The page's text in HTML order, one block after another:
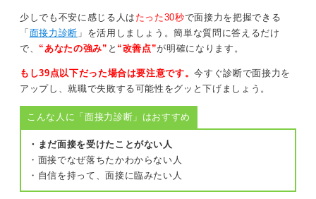
少しでも不安に感じる人は たった30秒で面接力を把握できる
「 面接力診断 」を活用しましょう。簡単な質問に答えるだけ
で、 “あなたの強み” と “改善点”が明確になります。
もし39点以下だった場合は要注意です。今すぐ診断で面接力を
アップし、就職で失敗する可能性をグッと下げましょう。
こんな人に「面接力診断」はおすすめ
・まだ面接を受けたことがない人
・面接でなぜ落ちたかわからない人
・自信を持って、面接に臨みたい人